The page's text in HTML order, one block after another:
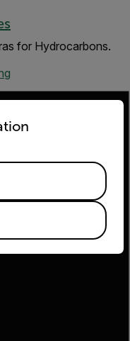
for Hydrocarbons.
from the